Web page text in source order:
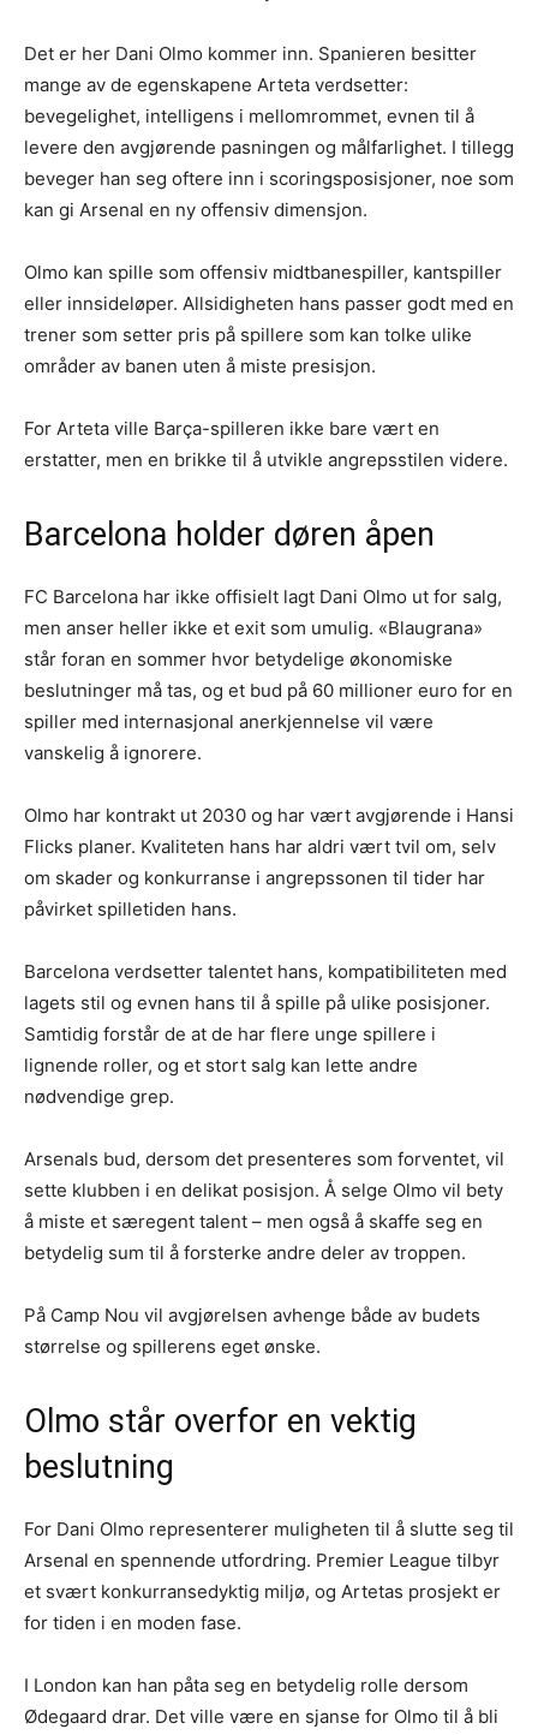
Det er her Dani Olmo kommer inn. Spanieren besitter
mange av de egenskapene Arteta verdsetter:
bevegelighet, intelligens i mellomrommet, evnen til å
levere den avgjørende pasningen og målfarlighet. I tillegg
beveger han seg oftere inn i scoringsposisjoner, noe som
kan gi Arsenal en ny offensiv dimensjon.
Olmo kan spille som offensiv midtbanespiller, kantspiller
eller innsideløper. Allsidigheten hans passer godt med en
trener som setter pris på spillere som kan tolke ulike
områder av banen uten å miste presisjon.
For Arteta ville Barça-spilleren ikke bare vært en
erstatter, men en brikke til å utvikle angrepsstilen videre.
Barcelona holder døren åpen
FC Barcelona har ikke offisielt lagt Dani Olmo ut for salg,
men anser heller ikke et exit som umulig. «Blaugrana»
står foran en sommer hvor betydelige økonomiske
beslutninger må tas, og et bud på 60 millioner euro for en
spiller med internasjonal anerkjennelse vil være
vanskelig å ignorere.
Olmo har kontrakt ut 2030 og har vært avgjørende i Hansi
Flicks planer. Kvaliteten hans har aldri vært tvil om, selv
om skader og konkurranse i angrepssonen til tider har
påvirket spilletiden hans.
Barcelona verdsetter talentet hans, kompatibiliteten med
lagets stil og evnen hans til å spille på ulike posisjoner.
Samtidig forstår de at de har flere unge spillere i
lignende roller, og et stort salg kan lette andre
nødvendige grep.
Arsenals bud, dersom det presenteres som forventet, vil
sette klubben i en delikat posisjon. Å selge Olmo vil bety
å miste et særegent talent – men også å skaffe seg en
betydelig sum til å forsterke andre deler av troppen.
På Camp Nou vil avgjørelsen avhenge både av budets
størrelse og spillerens eget ønske.
Olmo står overfor en vektig
beslutning
For Dani Olmo representerer muligheten til å slutte seg til
Arsenal en spennende utfordring. Premier League tilbyr
et svært konkurransedyktig miljø, og Artetas prosjekt er
for tiden i en moden fase.
I London kan han påta seg en betydelig rolle dersom
Ødegaard drar. Det ville være en sjanse for Olmo til å bli